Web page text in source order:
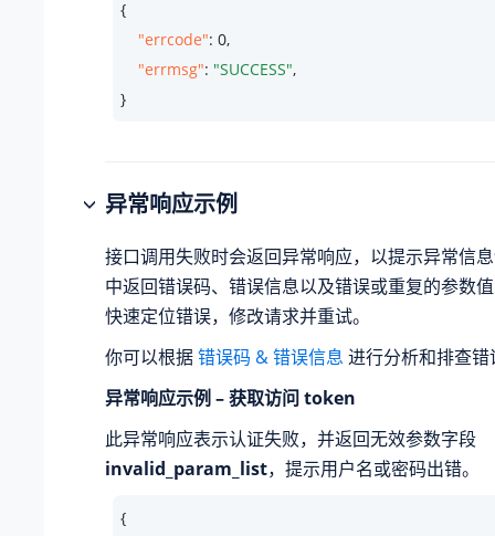
{
"errcode": 0,
"errmsg": "SUCCESS",
}
异常响应示例
接口调用失败时会返回异常响应，以提示异常信
中返回错误码、错误信息以及错误或重复的参数
快速定位错误，修改请求并重试。
你可以根据错误码 & 错误信息 进行分析和排查错
异常响应示例 – 获取访问 token
此异常响应表示认证失败，并返回无效参数字段
invalid_param_list，提示用户名或密码出错。
{